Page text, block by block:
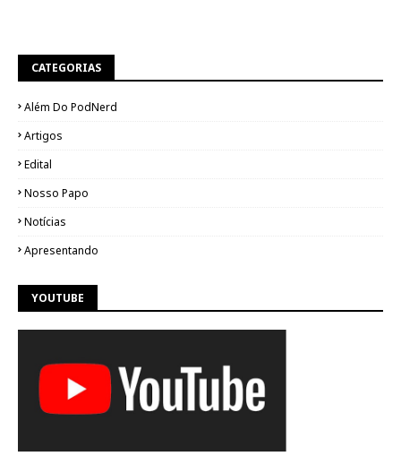
CATEGORIAS
Além Do PodNerd
Artigos
Edital
Nosso Papo
Notícias
Apresentando
YOUTUBE